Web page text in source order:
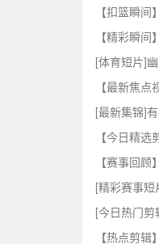
【扣篮瞬
【精彩瞬
[体育短片]
【最新焦点
[最新集锦]
【今日精
【赛事回
[精彩赛事
[今日热门剪
【热点剪